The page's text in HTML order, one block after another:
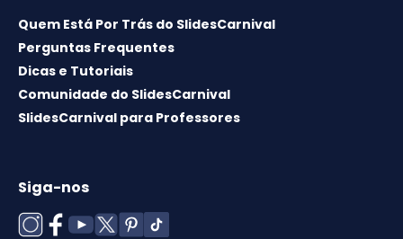
Quem Está Por Trás do SlidesCarnival
Perguntas Frequentes
Dicas e Tutoriais
Comunidade do SlidesCarnival
SlidesCarnival para Professores
Siga-nos